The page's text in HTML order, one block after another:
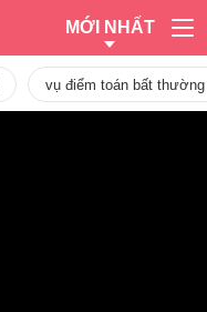
MỚI NHẤT
vụ điểm toán bất